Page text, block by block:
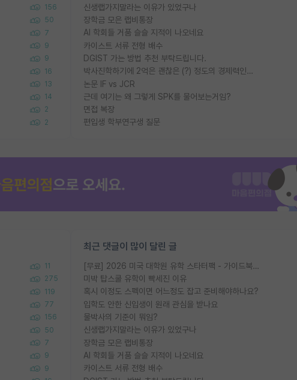
156
50
7
9
9
16
13
14
2
2
신생랩가지말라는 이유가 있었구나
장학금 모은 랩비통장
AI 학회들 거품 슬슬 지적이 나오네요
카이스트 서류 전형 배수
DGIST 가는 방법 추천 부탁드립니다.
박사진학하기에 2억은 괜찮은 (?) 정도의 경제력인가요
논문 IF vs JCR
근데 여기는 왜 그렇게 SPK를 물어보는거임?
면접 복장
편입생 학부연구생 질문
11
275
119
77
156
50
7
9
9
최근 댓글이 많이 달린 글
[무료] 2026 미국 대학원 유학 스타터팩 - 가이드북 & 합격자 컨택메일 템플릿
미박 탑스쿨 유학이 빡세진 이유
혹시 이정도 스펙이면 어느정도 잡고 준비해야하나요?
입학도 안한 신입생이 원래 관심을 받나요
물박사의 기준이 뭐임?
신생랩가지말라는 이유가 있었구나
장학금 모은 랩비통장
AI 학회들 거품 슬슬 지적이 나오네요
카이스트 서류 전형 배수